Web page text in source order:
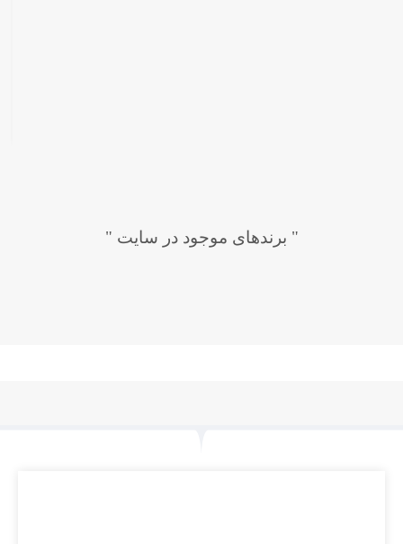
" برندهای موجود در سایت "